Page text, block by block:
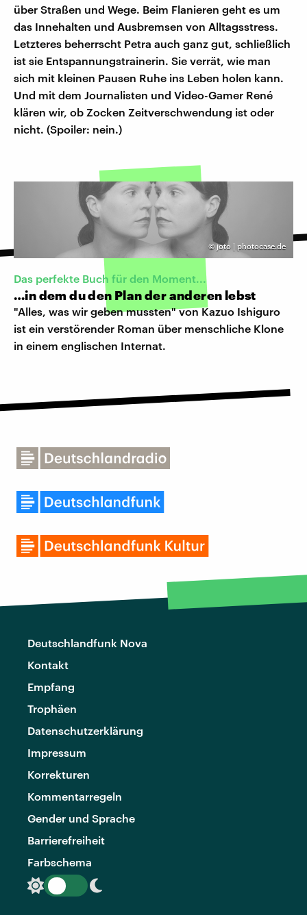
über Straßen und Wege. Beim Flanieren geht es um
das Innehalten und Ausbremsen von Alltagsstress.
Letzteres beherrscht Petra auch ganz gut, schließlich
ist sie Entspannungstrainerin. Sie verrät, wie man
sich mit kleinen Pausen Ruhe ins Leben holen kann.
Und mit dem Journalisten und Video-Gamer René
klären wir, ob Zocken Zeitverschwendung ist oder
nicht. (Spoiler: nein.)
© joto | photocase.de
Das perfekte Buch für den Moment...
…in dem du den Plan der anderen lebst
"Alles, was wir geben mussten" von Kazuo Ishiguro
ist ein verstörender Roman über menschliche Klone
in einem englischen Internat.
Deutschlandfunk Nova
Kontakt
Empfang
Trophäen
Datenschutzerklärung
Impressum
Korrekturen
Kommentarregeln
Gender und Sprache
Barrierefreiheit
Farbschema